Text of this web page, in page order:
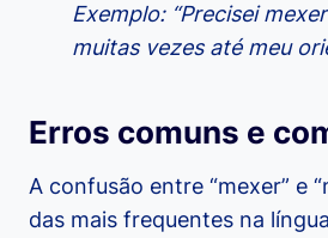
Exemplo: “Precisei
muitas vezes até meu
Erros comuns e
A confusão entre “mexer” e
das mais frequentes na